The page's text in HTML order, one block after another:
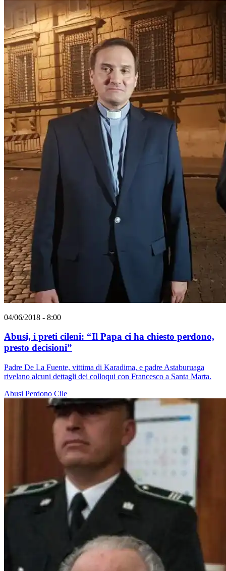
04/06/2018 - 8:00
Abusi, i preti cileni: “Il Papa ci ha chiesto perdono,
presto decisioni”
Padre De La Fuente, vittima di Karadima, e padre Astaburuaga
rivelano alcuni dettagli dei colloqui con Francesco a Santa Marta.
Abusi Perdono Cile